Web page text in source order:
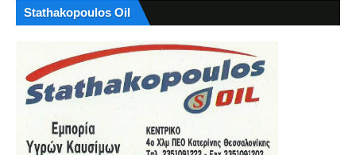
Stathakopoulos Oil